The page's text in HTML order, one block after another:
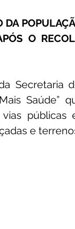
Parcerias
DA
O
Secretaria
Saúde”
e